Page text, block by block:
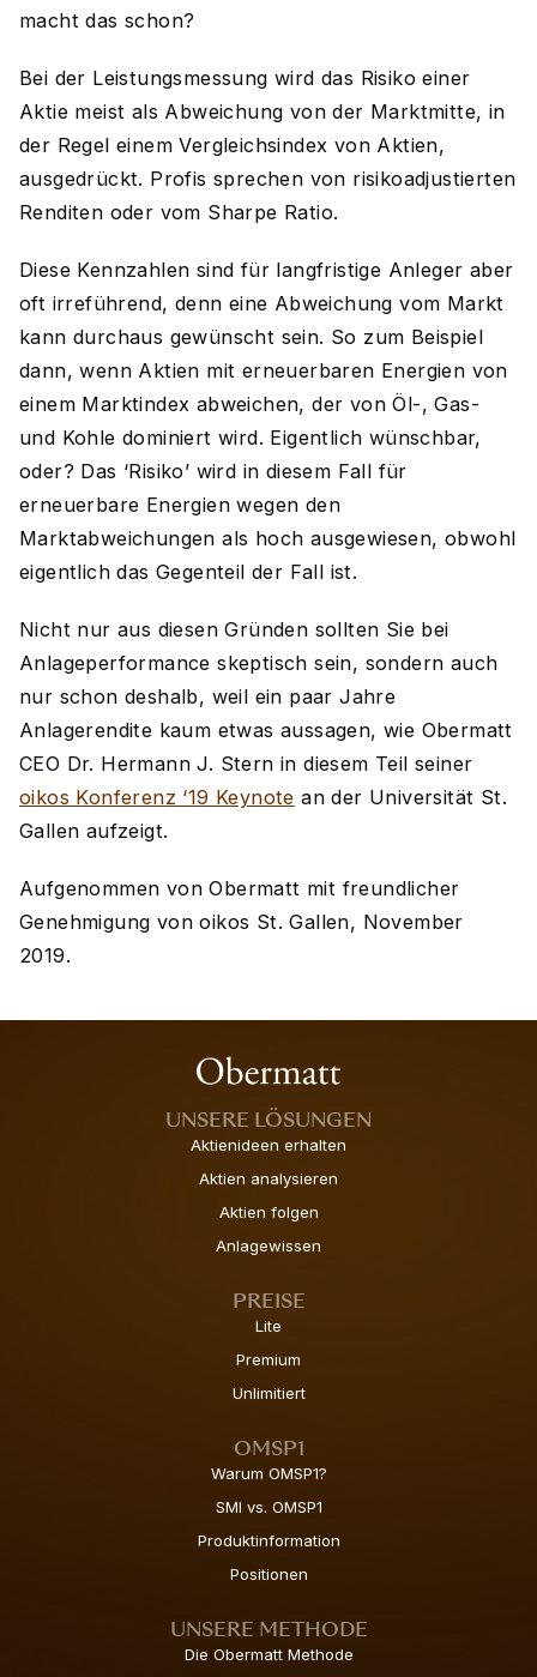
macht das schon?
Bei der Leistungsmessung wird das Risiko einer
Aktie meist als Abweichung von der Marktmitte, in
der Regel einem Vergleichsindex von Aktien,
ausgedrückt. Profis sprechen von risikoadjustierten
Renditen oder vom Sharpe Ratio.
Diese Kennzahlen sind für langfristige Anleger aber
oft irreführend, denn eine Abweichung vom Markt
kann durchaus gewünscht sein. So zum Beispiel
dann, wenn Aktien mit erneuerbaren Energien von
einem Marktindex abweichen, der von Öl-, Gas-
und Kohle dominiert wird. Eigentlich wünschbar,
oder? Das ‘Risiko’ wird in diesem Fall für
erneuerbare Energien wegen den
Marktabweichungen als hoch ausgewiesen, obwohl
eigentlich das Gegenteil der Fall ist.
Nicht nur aus diesen Gründen sollten Sie bei
Anlageperformance skeptisch sein, sondern auch
nur schon deshalb, weil ein paar Jahre
Anlagerendite kaum etwas aussagen, wie Obermatt
CEO Dr. Hermann J. Stern in diesem Teil seiner
oikos Konferenz ‘19 Keynote an der Universität St.
Gallen aufzeigt.
Aufgenommen von Obermatt mit freundlicher
Genehmigung von oikos St. Gallen, November
2019.
UNSERE LÖSUNGEN
Aktienideen erhalten
Aktien analysieren
Aktien folgen
Anlagewissen
PREISE
Lite
Premium
Unlimitiert
OMSP1
Warum OMSP1?
SMI vs. OMSP1
Produktinformation
Positionen
UNSERE METHODE
Die Obermatt Methode